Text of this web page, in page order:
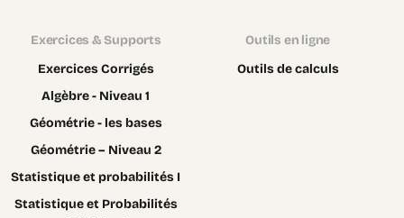
Exercices & Supports
Exercices Corrigés
Algèbre - Niveau 1
Géométrie - les bases
Géométrie – Niveau 2
Statistique et probabilités I
Statistique et Probabilités
Outils en ligne
Outils de calculs